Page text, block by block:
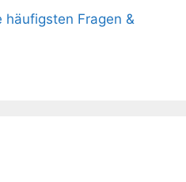
häufigsten Fragen &